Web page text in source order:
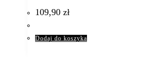
109,90 zł
Dodaj do koszyka